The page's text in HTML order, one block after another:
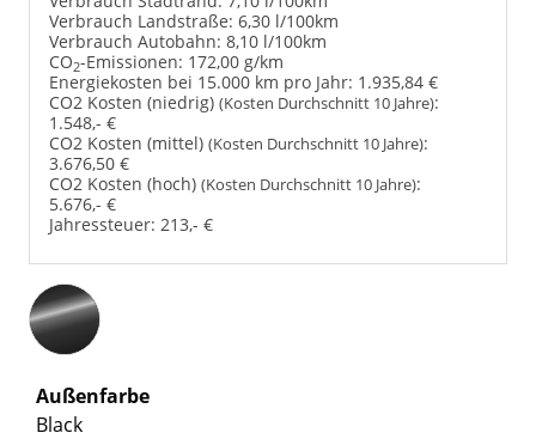
Verbrauch Landstraße: 6,30 l/100km
Verbrauch Autobahn: 8,10 l/100km
CO2-Emissionen: 172,00 g/km
Energiekosten bei 15.000 km pro Jahr: 1.935,84 €
CO2 Kosten (niedrig) (Kosten Durchschnitt 10 Jahre):
1.548,- €
CO2 Kosten (mittel) (Kosten Durchschnitt 10 Jahre):
3.676,50 €
CO2 Kosten (hoch) (Kosten Durchschnitt 10 Jahre):
5.676,- €
Jahressteuer: 213,- €
Außenfarbe
Black